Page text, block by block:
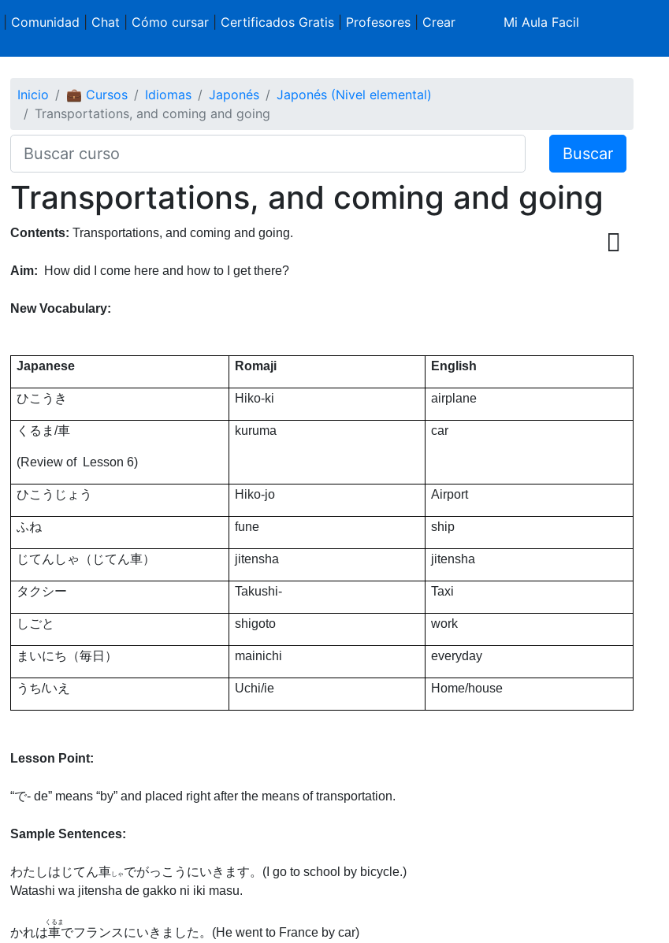
Comunidad Chat Cómo cursar| Certificados Gratis| Profesores| Crear
Mi Aula Facil
Inicio 💼 Cursos Idiomas Japonés
Japonés (Nivel elemental)
Transportations, and coming and going
Buscar
Transportations, and coming and going
Contents: Transportations, and coming and going.
Aim: How did I come here and how to I get there?
New Vocabulary:
Japanese Romaji English
ひこうき Hiko-ki airplane
くるま/車
(Review of Lesson 6)
kuruma car
ひこうじょう Hiko-jo Airport
ふね fune ship
じてんしゃ（じてん車） jitensha jitensha
タクシー Takushi- Taxi
しごと shigoto work
まいにち（毎日） mainichi everyday
うち/いえ Uchi/ie Home/house
Lesson Point:
“で- de” means “by” and placed right after the means of transportation.
Sample Sentences:
わたしはじてん車しゃ でがっこうにいきます。 (I go to school by bicycle.)
Watashi wa jitensha de gakko ni iki masu.
かれは車
くるま
でフランスにいきました。 (He went to France by car)